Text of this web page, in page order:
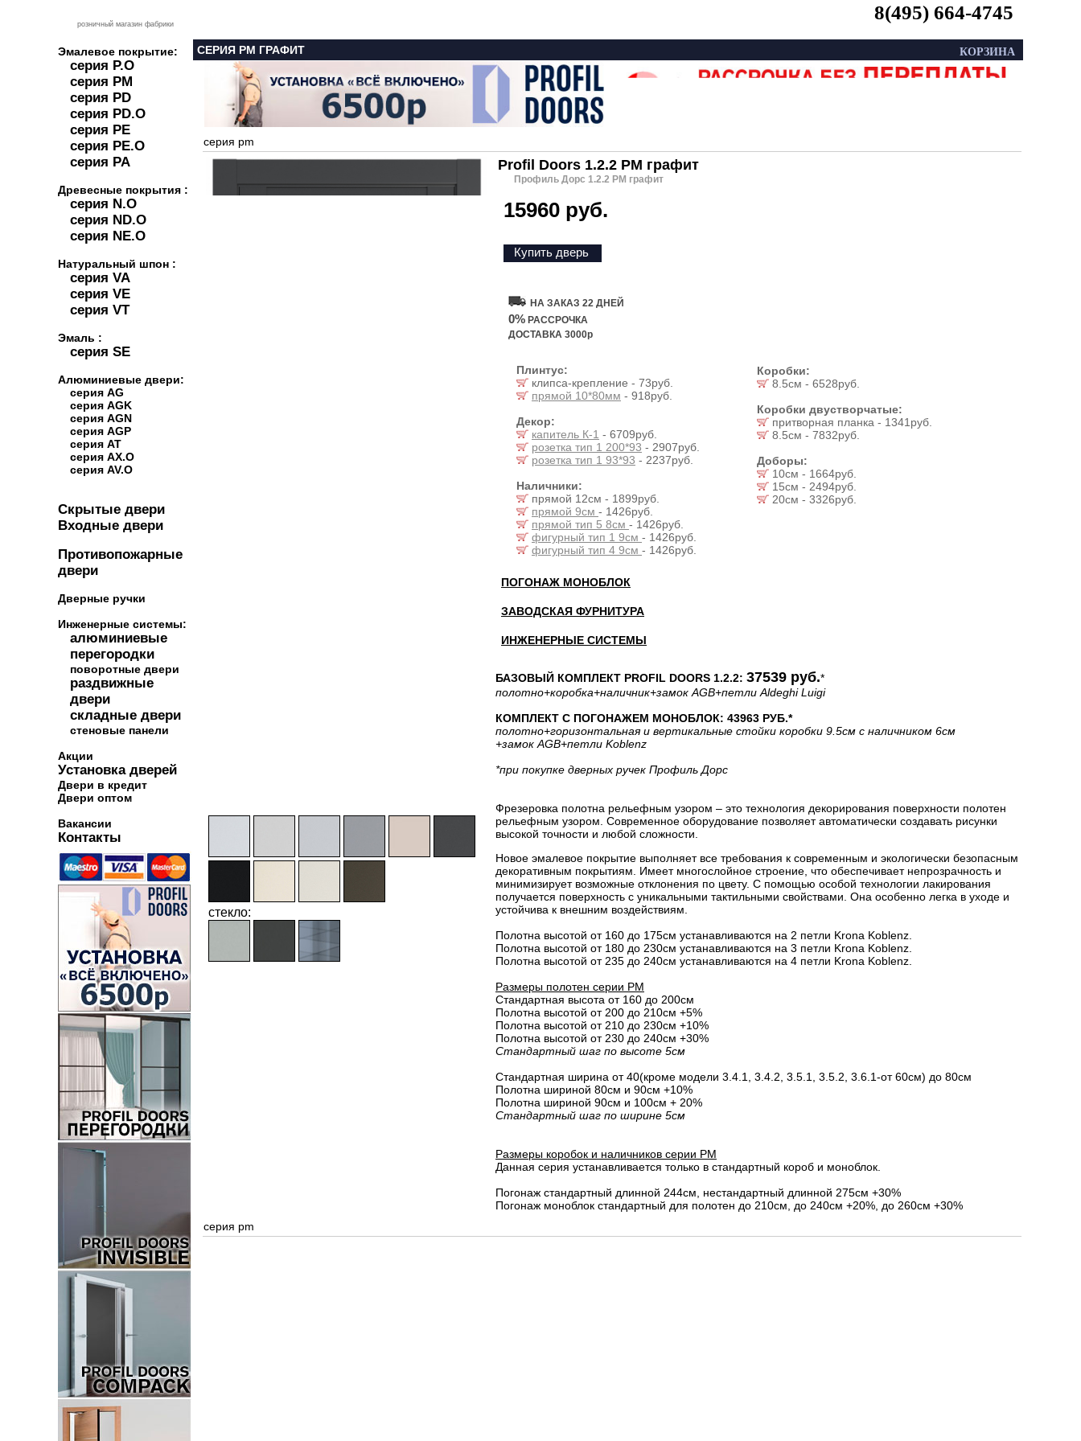
розничный магазин фабрики
Эмалевое покрытие:
серия P.O
серия PM
серия PD
серия PD.O
серия PE
серия PE.O
серия PA
Древесные покрытия :
серия N.O
серия ND.O
серия NE.O
Натуральный шпон :
серия VA
серия VE
серия VT
Эмаль :
серия SE
Алюминиевые двери:
серия AG
серия AGK
серия AGN
серия AGP
серия AT
серия AX.O
серия AV.O
Скрытые двери
Входные двери
Противопожарные
двери
Дверные ручки
Инженерные системы:
алюминиевые
перегородки
поворотные двери
раздвижные
двери
складные двери
стеновые панели
Акции
Установка дверей
Двери в кредит
Двери оптом
Вакансии
Контакты
8(495) 664-4745
КОРЗИНА
СЕРИЯ PM ГРАФИТ
серия pm
стекло:
Profil Doors 1.2.2 PM графит
Профиль Дорс 1.2.2 PM графит
15960 руб.
Купить дверь
НА ЗАКАЗ 22 ДНЕЙ
0% РАССРОЧКА
ДОСТАВКА 3000р
Плинтус:
клипса-крепление - 73руб.
прямой 10*80мм - 918руб.
Декор:
капитель К-1 - 6709руб.
розетка тип 1 200*93 - 2907руб.
розетка тип 1 93*93 - 2237руб.
Наличники:
прямой 12см - 1899руб.
прямой 9см - 1426руб.
прямой тип 5 8см - 1426руб.
фигурный тип 1 9см - 1426руб.
фигурный тип 4 9см - 1426руб.
Коробки:
8.5см - 6528руб.
Коробки двустворчатые:
притворная планка - 1341руб.
8.5см - 7832руб.
Доборы:
10см - 1664руб.
15см - 2494руб.
20см - 3326руб.
ПОГОНАЖ МОНОБЛОК
ЗАВОДСКАЯ ФУРНИТУРА
ИНЖЕНЕРНЫЕ СИСТЕМЫ
БАЗОВЫЙ КОМПЛЕКТ PROFIL DOORS 1.2.2: 37539 руб.*
полотно+коробка+наличник+замок AGB+петли Aldeghi Luigi
КОМПЛЕКТ С ПОГОНАЖЕМ МОНОБЛОК: 43963 РУБ.*
полотно+горизонтальная и вертикальные стойки коробки 9.5см с наличником 6см
+замок AGB+петли Koblenz
*при покупке дверных ручек Профиль Дорс
Фрезеровка полотна рельефным узором – это технология декорирования поверхности полотен
рельефным узором. Современное оборудование позволяет автоматически создавать рисунки
высокой точности и любой сложности.
Новое эмалевое покрытие выполняет все требования к современным и экологически безопасным
декоративным покрытиям. Имеет многослойное строение, что обеспечивает непрозрачность и
минимизирует возможные отклонения по цвету. С помощью особой технологии лакирования
получается поверхность с уникальными тактильными свойствами. Она особенно легка в уходе и
устойчива к внешним воздействиям.
Полотна высотой от 160 до 175см устанавливаются на 2 петли Krona Koblenz.
Полотна высотой от 180 до 230см устанавливаются на 3 петли Krona Koblenz.
Полотна высотой от 235 до 240см устанавливаются на 4 петли Krona Koblenz.
Размеры полотен серии PM
Стандартная высота от 160 до 200см
Полотна высотой от 200 до 210см +5%
Полотна высотой от 210 до 230см +10%
Полотна высотой от 230 до 240см +30%
Стандартный шаг по высоте 5см
Стандартная ширина от 40(кроме модели 3.4.1, 3.4.2, 3.5.1, 3.5.2, 3.6.1-от 60см) до 80см
Полотна шириной 80cм и 90cм +10%
Полотна шириной 90см и 100см + 20%
Стандартный шаг по ширине 5см
Размеры коробок и наличников серии PM
Данная серия устанавливается только в стандартный короб и моноблок.
Погонаж стандартный длинной 244см, нестандартный длинной 275см +30%
Погонаж моноблок стандартный для полотен до 210см, до 240см +20%, до 260см +30%
серия pm